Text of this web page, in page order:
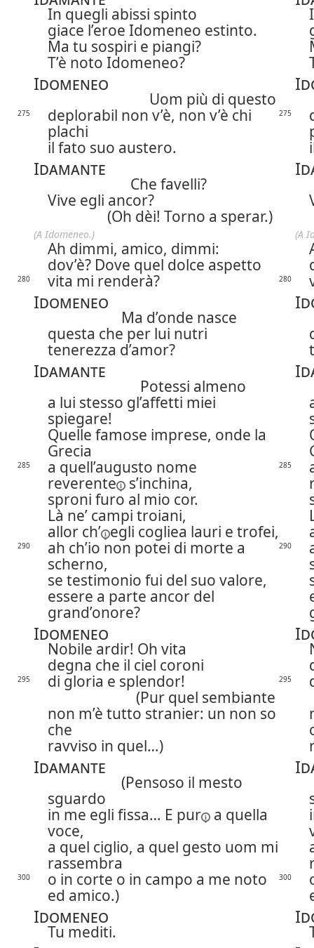
In quegli abissi spinto
giace l’eroe Idomeneo estinto.
Ma tu sospiri e piangi?
T’è noto Idomeneo?
Idomeneo
Uom più di questo
275
deplorabil non v’è, non v’è chi
plachi
275
il fato suo austero.
Idamante
Che favelli?
Vive egli ancor?
(Oh dèi! Torno a sperar.)
(A Idomeneo.) (A
Ah dimmi, amico, dimmi:
dov’è? Dove quel dolce aspetto
280 vita mi renderà? 280
Idomeneo
Ma d’onde nasce
questa che per lui nutri
tenerezza d’amor?
Idamante
Potessi almeno
a lui stesso gl’affetti miei
spiegare!
Quelle famose imprese, onde la
Grecia
285 a quell’augusto nome 285
reverente
s’inchina,
sproni furo al mio cor.
Là ne’ campi troiani,
allor ch’ egli cogliea lauri e trofei,
290
ah ch’io non potei di morte a
scherno,
290
se testimonio fui del suo valore,
essere a parte ancor del
grand’onore?
Idomeneo
Nobile ardir! Oh vita
degna che il ciel coroni
295 di gloria e splendor! 295
(Pur quel sembiante
non m’è tutto stranier: un non so
che
ravviso in quel…)
Idamante
(Pensoso il mesto
sguardo
in me egli fissa… E pur
a quella
voce,
a quel ciglio, a quel gesto uom mi
rassembra
300
o in corte o in campo a me noto
ed amico.)
300
Idomeneo
Tu mediti.